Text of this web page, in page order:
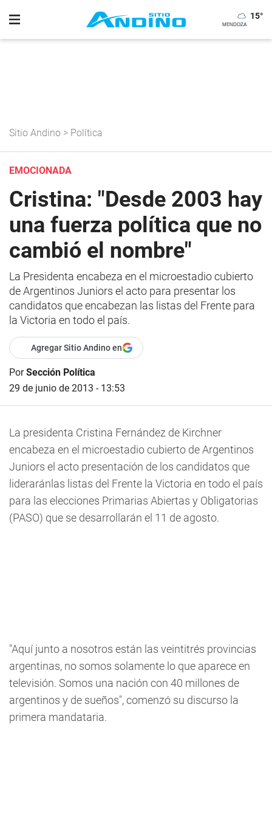
15°
Sitio Andino > Política
EMOCIONADA
Cristina: "Desde 2003 hay
una fuerza política que no
cambió el nombre"
La Presidenta encabeza en el microestadio cubierto
de Argentinos Juniors el acto para presentar los
candidatos que encabezan las listas del Frente para
la Victoria en todo el país.
Agregar Sitio Andino en
PorSección Política
29 de junio de 2013 - 13:53
La presidenta Cristina Fernández de Kirchner
encabeza en el microestadio cubierto de Argentinos
Juniors el acto presentación de los candidatos que
lideraránlas listas del Frente la Victoria en todo el país
para las elecciones Primarias Abiertas y Obligatorias
(PASO) que se desarrollarán el 11 de agosto.
"Aquí junto a nosotros están las veintitrés provincias
argentinas, no somos solamente lo que aparece en
televisión. Somos una nación con 40 millones de
argentinos y de sueños", comenzó su discurso la
primera mandataria.